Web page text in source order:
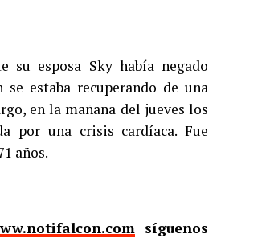
su esposa Sky había negado
estaba recuperando de una
en la mañana del jueves los
por una crisis cardíaca. Fue
años.
síguenos